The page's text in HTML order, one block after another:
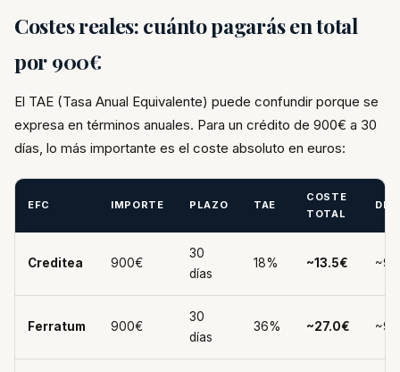
Costes reales: cuánto pagarás en total
por 900€
El TAE (Tasa Anual Equivalente) puede confundir porque se
expresa en términos anuales. Para un crédito de 900€ a 30
días, lo más importante es el coste absoluto en euros:
EFC IMPORTE PLAZO TAE
COSTE
TOTAL
Creditea 900€
30
días
18% ~13.5€
Ferratum 900€
30
días
36% ~27.0€